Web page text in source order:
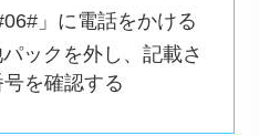
」に電話をかける
ックを外し、記載さ
を確認する